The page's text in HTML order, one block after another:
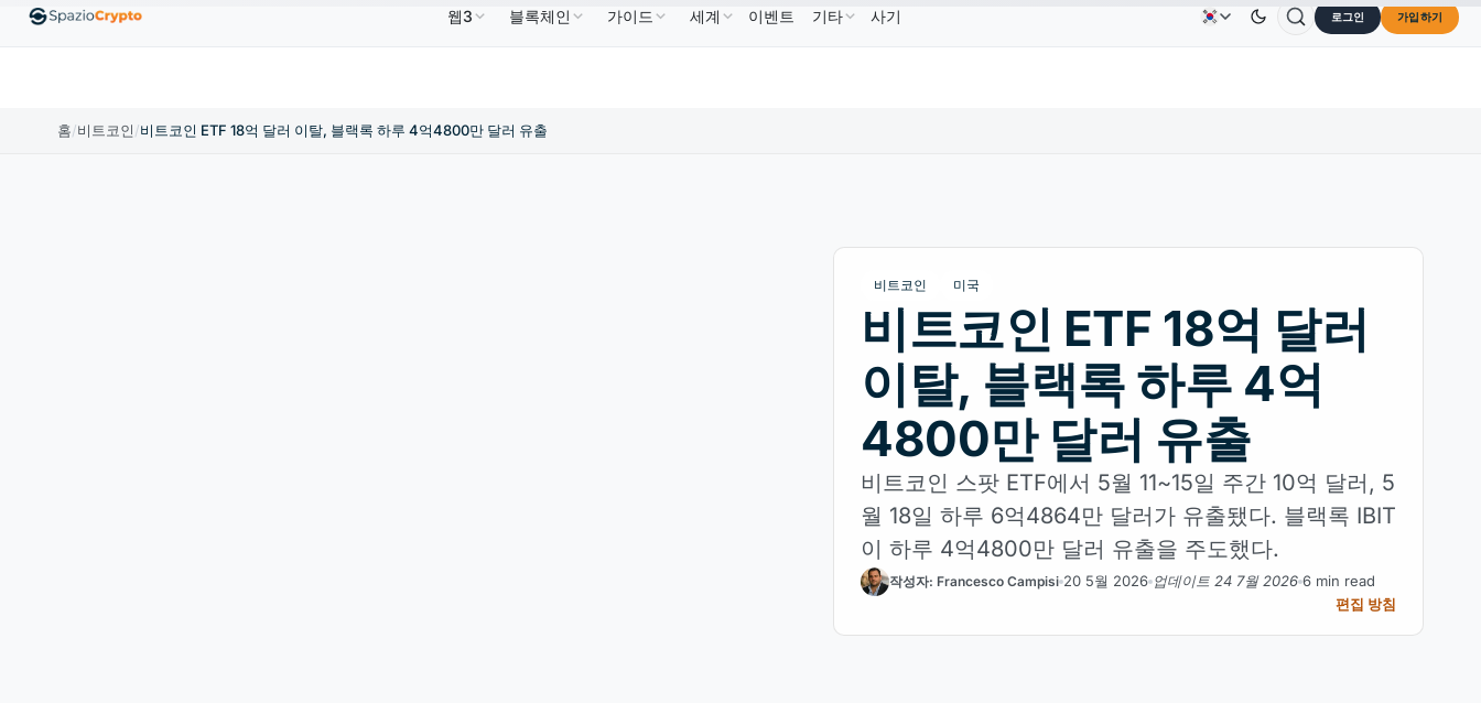
↑1.10% EthereumETHUS$1,880.58 ↑0.00% BNB BNBUS$586.64 ↑2.10% USDCUSDC US$0.9995 ↑0.00% XRPXRPUS$1.09 TRON TRXUS$0.3264 ↓0.30% Dogecoin DOGE
문의하기회사 소개
웹3 블록체인 가이드 세계 이벤트 기타 사기 로그인 가입하기
홈/비트코인/비트코인 ETF 18억 달러 이탈, 블랙록 하루 4억4800만 달러 유출
비트코인 미국
비트코인 ETF 18억 달러
이탈, 블랙록 하루 4억
4800만 달러 유출
비트코인 스팟 ETF에서 5월 11~15일 주간 10억 달러, 5
월 18일 하루 6억4864만 달러가 유출됐다. 블랙록 IBIT
이 하루 4억4800만 달러 유출을 주도했다.
작성자: Francesco Campisi 20 5월 2026 업데이트 24 7월 2026 6 min read
편집 방침